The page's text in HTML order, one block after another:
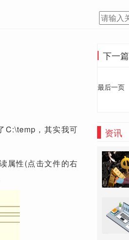
C:\temp，其实我可
属性(点击文件的右
下一篇
最后一页
资讯